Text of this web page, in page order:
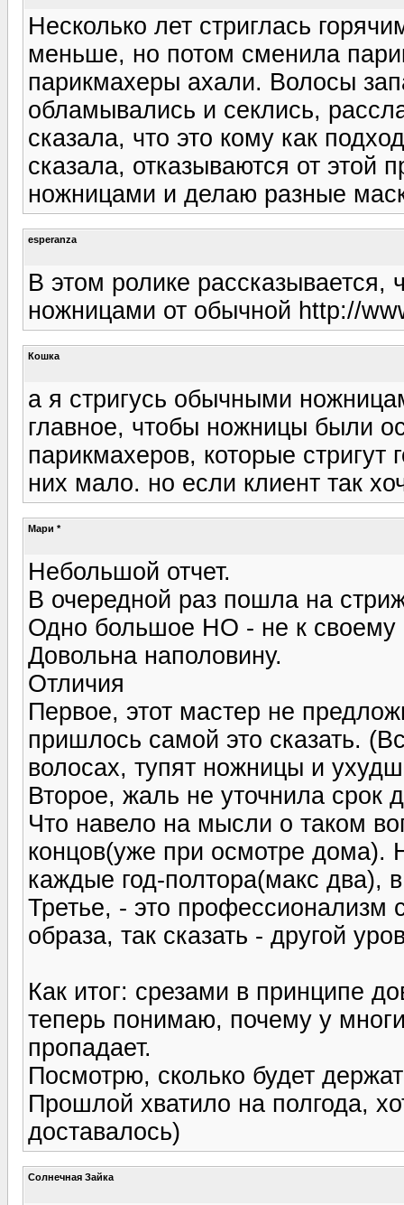
Несколько лет стриглась
меньше, но потом сменила
парикмахеры ахали. Волосы
обламывались и секлись,
сказала, что это кому как
сказала, отказываются от этой
ножницами и делаю разные
esperanza
В этом ролике рассказывается,
ножницами от обычной http://
Кошка
а я стригусь обычными
главное, чтобы ножницы были
парикмахеров, которые
них мало. но если клиент так
Мари *
Небольшой отчет.
В очередной раз пошла на
Одно большое НО - не к своему
Довольна наполовину.
Отличия
Первое, этот мастер не
пришлось самой это сказать.
волосах, тупят ножницы и
Второе, жаль не уточнила срок
Что навело на мысли о таком
концов(уже при осмотре
каждые год-полтора(макс два),
Третье, - это профессионализм
образа, так сказать - другой
Как итог: срезами в принципе
теперь понимаю, почему у
пропадает.
Посмотрю, сколько будет
Прошлой хватило на полгода,
доставалось)
Солнечная Зайка